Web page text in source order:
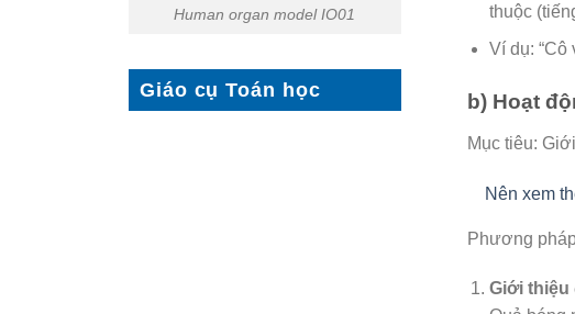
Human organ model IO01
Giáo cụ Toán học
thuộc
Ví dụ: “Cô
b) Hoạt
Mục tiêu:
Nên xem
Phương
Giới thiệu